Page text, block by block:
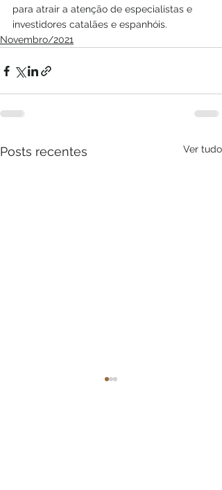
para atrair a atenção de especialistas e
investidores catalães e espanhóis.
Novembro/2021
Posts recentes Ver tudo